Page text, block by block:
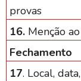
provas
16.Menção
Fechamento
17. Local,